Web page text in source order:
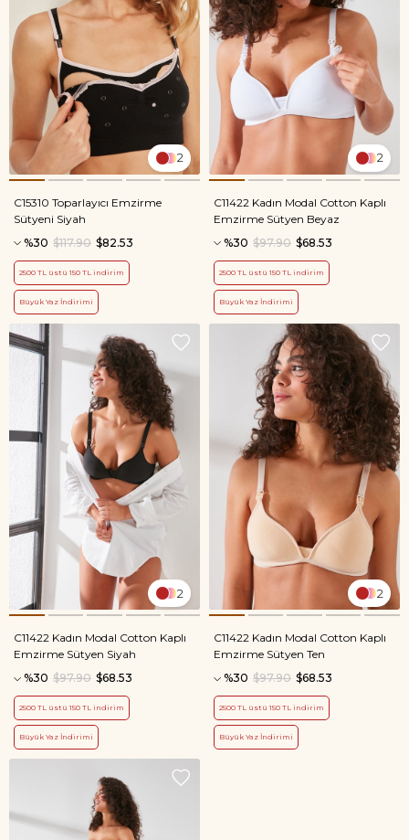
2
C15310 Toparlayıcı Emzirme
Sütyeni Siyah
%30
$82.53
$117.90
2500 TL üstü 150 TL indirim
Büyük Yaz İndirimi
2
C11422 Kadın Modal Cotton Kaplı
Emzirme Sütyen Beyaz
%30
$68.53
$97.90
2500 TL üstü 150 TL indirim
Büyük Yaz İndirimi
2
C11422 Kadın Modal Cotton Kaplı
Emzirme Sütyen Siyah
%30
$68.53
$97.90
2500 TL üstü 150 TL indirim
Büyük Yaz İndirimi
2
C11422 Kadın Modal Cotton Kaplı
Emzirme Sütyen Ten
%30
$68.53
$97.90
2500 TL üstü 150 TL indirim
Büyük Yaz İndirimi